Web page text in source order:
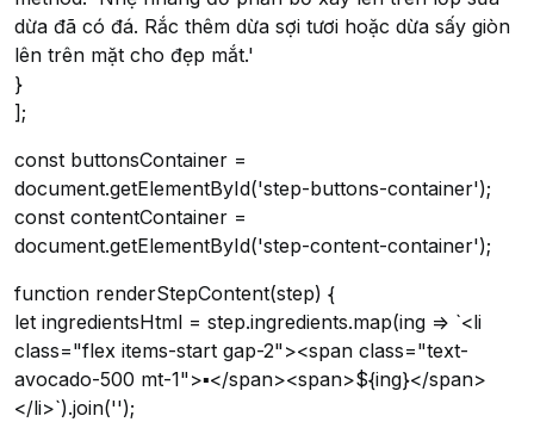
dừa đã có đá. Rắc thêm dừa sợi tươi hoặc dừa sấy giòn
lên trên mặt cho đẹp mắt.'
}
];
const buttonsContainer =
document.getElementById('step-buttons-container');
const contentContainer =
document.getElementById('step-content-container');
function renderStepContent(step) {
let ingredientsHtml = step.ingredients.map(ing => `<li
class="flex items-start gap-2"><span class="text-
avocado-500 mt-1">▪</span><span>${ing}</span>
</li>`).join('');